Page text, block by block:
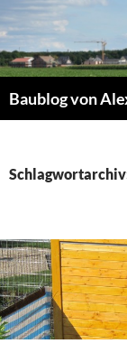
Inhalt
springen
Baublog von